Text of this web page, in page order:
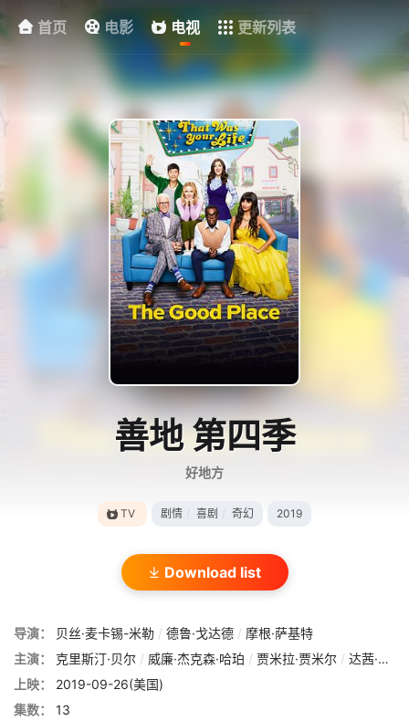
首页 电影 电视 更新列表
善地 第四季
好地方
TV 剧情 喜剧 奇幻 2019
Download list
导演： 贝丝·麦卡锡-米勒 / 德鲁·戈达德 / 摩根·萨基特
主演：
克里斯汀·贝尔 / 威廉·杰克森·哈珀 / 贾米拉·贾米尔 / 达茜·卡尔登
上映：
2019-09-26(美国)
集数：
13